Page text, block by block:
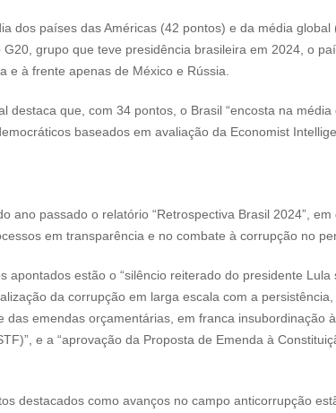
dos países das Américas (42 pontos) e da média global
grupo que teve presidência brasileira em 2024, o
e à frente apenas de México e Rússia.
destaca que, com 34 pontos, o Brasil “encosta na média
baseados em avaliação da Economist
ano passado o relatório “Retrospectiva Brasil 2024”, em
em transparência e no combate à corrupção no
apontados estão o “silêncio reiterado do presidente Lula
da corrupção em larga escala com a persistência,
das emendas orçamentárias, em franca insubordinação
e a “aprovação da Proposta de Emenda à
destacados como avanços no campo anticorrupção